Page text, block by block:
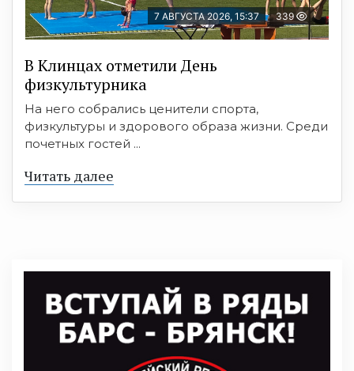
7 АВГУСТА 2026, 15:37 339
В Клинцах отметили День
физкультурника
На него собрались ценители спорта,
физкультуры и здорового образа жизни. Среди
почетных гостей ...
Читать далее